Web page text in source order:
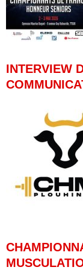
INTERVIEW